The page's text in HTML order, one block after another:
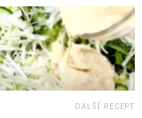
DALŠÍ RECEPT